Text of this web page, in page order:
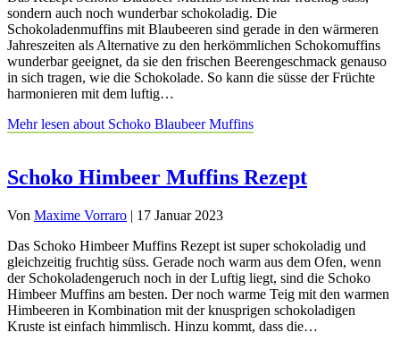
sondern auch noch wunderbar schokoladig. Die
Schokoladenmuffins mit Blaubeeren sind gerade in den wärmeren
Jahreszeiten als Alternative zu den herkömmlichen Schokomuffins
wunderbar geeignet, da sie den frischen Beerengeschmack genauso
in sich tragen, wie die Schokolade. So kann die süsse der Früchte
harmonieren mit dem luftig…
Mehr lesen about Schoko Blaubeer Muffins
Schoko Himbeer Muffins Rezept
Von Maxime Vorraro | 17 Januar 2023
Das Schoko Himbeer Muffins Rezept ist super schokoladig und
gleichzeitig fruchtig süss. Gerade noch warm aus dem Ofen, wenn
der Schokoladengeruch noch in der Luftig liegt, sind die Schoko
Himbeer Muffins am besten. Der noch warme Teig mit den warmen
Himbeeren in Kombination mit der knusprigen schokoladigen
Kruste ist einfach himmlisch. Hinzu kommt, dass die…